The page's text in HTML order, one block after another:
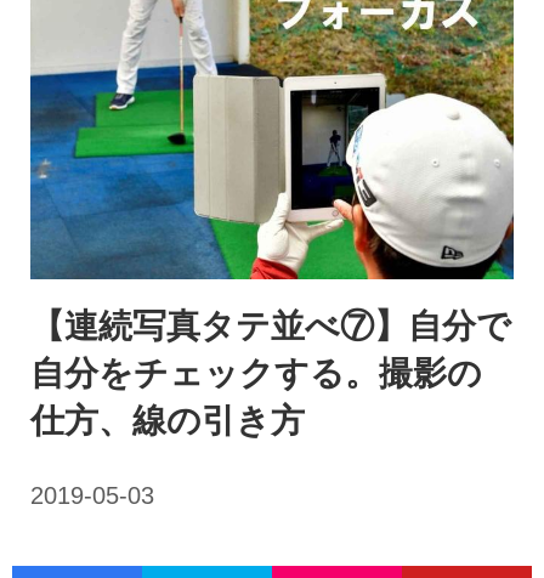
【連続写真タテ並べ⑦】自分で
自分をチェックする。撮影の
仕方、線の引き方